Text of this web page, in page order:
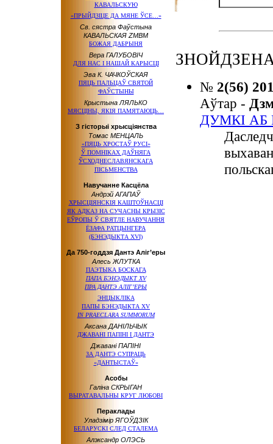
КАВАЛЬСКУЮ
«ПРЫЙДЗІЦЕ ДА МЯНЕ ЎСЕ…»
Св. сястра Фаўстына
КАВАЛЬСКАЯ ZMBM
БОЖАЯ ДАБРЫНЯ
Вера ГАЛУБОВІЧ
ДЛЯ НАС І НАШАЙ КАРЫСЦІ
Эва К. ЧАЧКОЎСКАЯ
ПЯЦЬ ПАЛЬЦАЎ СВЯТОЙ
ФАЎСТЫНЫ
Крыстына ЛЯЛЬКО
МЯСЦІНЫ, ЯКІЯ ПАМЯТАЮЦЬ…
З гісторыі хрысціянства
Томас МЕНЦАЛЬ
«ПЯЦЬ ХРОСТАЎ РУСІ»
Ў ПОМНІКАХ ДАЎНЯГА
ЎСХОДНЕСЛАВЯНСКАГА
ПІСЬМЕНСТВА
Навучанне Касцёла
Андрэй АГАПАЎ
ХРЫСЦІЯНСКІЯ КАШТОЎНАСЦІ
ЯК АДКАЗ НА СУЧАСНЫ КРЫЗІС
ЕЎРОПЫ Ў СВЯТЛЕ НАВУЧАННЯ
ЁЗАФА РАТЦЫНГЕРА
(БЭНЭДЫКТА XVI)
Да 750-годдзя Дантэ Аліг’еры
Алесь ЖЛУТКА
ПАЭТЫКА БОСКАГА
ПАПА БЭНЭДЫКТ XV
ПРА ДАНТЭ АЛІГ’ЕРЫ
ЭНЦЫКЛІКА
ПАПЫ БЭНЭДЫКТА XV
IN PRAECLARA SUMMORUM
Аксана ДАНІЛЬЧЫК
ДЖАВАНІ ПАПІНІ І ДАНТЭ
Джавані ПАПІНІ
ЗА ДАНТЭ СУПРАЦЬ
«ДАНТЫСТАЎ»
Асобы
Галіна СКРЫГАН
ВЫРАТАВАЛЬНЫ КРУГ ЛЮБОВІ
Пераклады
Уладзімір ЯГОЎДЗІК
БЕЛАРУСКІ СЛЕД СТАЛЕМА
Алэксандр ОЛЭСЬ
№ 2(56)
Аўтар -
ДУМКІ